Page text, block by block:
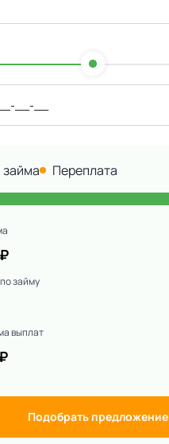
Переплата
₽
займу
выплат
₽
Подобрать предложение